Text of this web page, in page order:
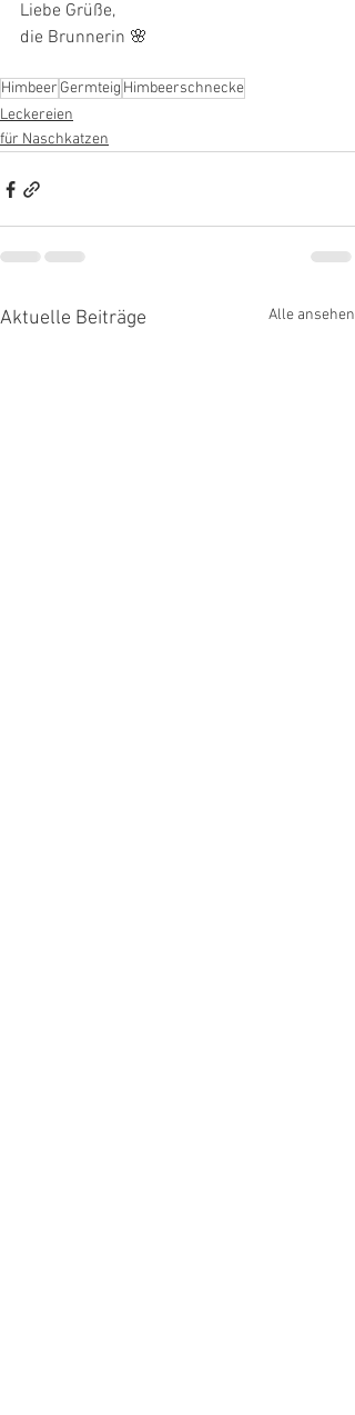
Liebe Grüße,
die Brunnerin 🌸
Himbeer Germteig Himbeerschnecke
Leckereien
für Naschkatzen
Aktuelle Beiträge Alle ansehen